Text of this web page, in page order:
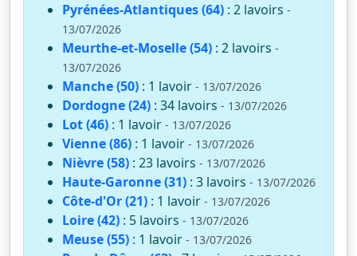
Pyrénées-Atlantiques (64) : 2 lavoirs -
13/07/2026
Meurthe-et-Moselle (54) : 2 lavoirs -
13/07/2026
Manche (50) : 1 lavoir - 13/07/2026
Dordogne (24) : 34 lavoirs - 13/07/2026
Lot (46) : 1 lavoir - 13/07/2026
Vienne (86) : 1 lavoir - 13/07/2026
Nièvre (58) : 23 lavoirs - 13/07/2026
Haute-Garonne (31) : 3 lavoirs - 13/07/2026
Côte-d'Or (21) : 1 lavoir - 13/07/2026
Loire (42) : 5 lavoirs - 13/07/2026
Meuse (55) : 1 lavoir - 13/07/2026